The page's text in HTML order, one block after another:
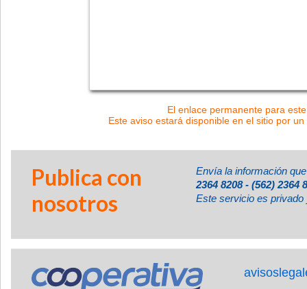
El enlace permanente para
Este aviso estará disponible en el sitio por
Publica con
nosotros
Envía la información
2364 8208 - (562) 2364
Este servicio es privado